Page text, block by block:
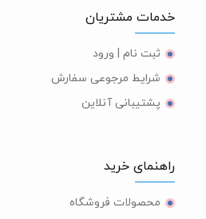
خدمات مشتریان
ثبت نام | ورود
شرایط مرجوعی سفارش
پشتیبانی آنلاین
راهنمای خرید
محصولات فروشگاه